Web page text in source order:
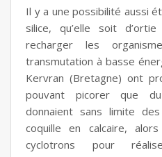
Il y a une possibilité aussi
silice, qu’elle soit
recharger les
transmutation à basse
Kervran (Bretagne) ont
pouvant picorer que
donnaient sans limite
coquille en calcaire,
cyclotrons pour